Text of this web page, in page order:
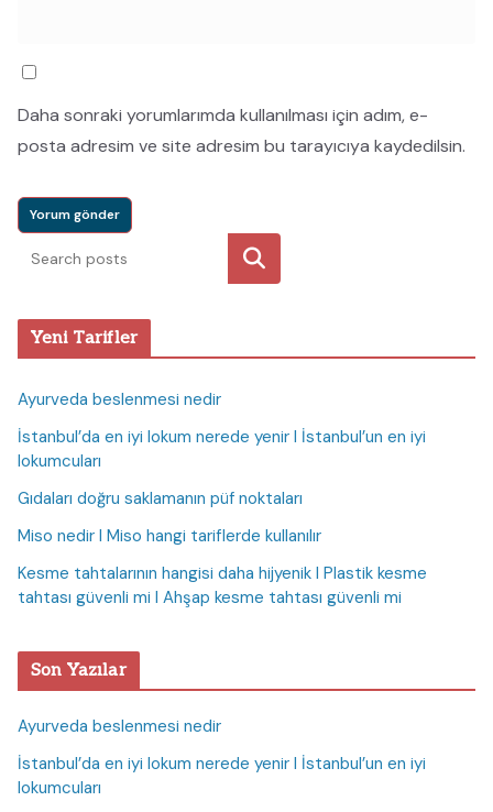
Daha sonraki yorumlarımda kullanılması için adım, e-
posta adresim ve site adresim bu tarayıcıya kaydedilsin.
Ara
Yeni Tarifler
Ayurveda beslenmesi nedir
İstanbul’da en iyi lokum nerede yenir I İstanbul’un en iyi
lokumcuları
Gıdaları doğru saklamanın püf noktaları
Miso nedir I Miso hangi tariflerde kullanılır
Kesme tahtalarının hangisi daha hijyenik I Plastik kesme
tahtası güvenli mi I Ahşap kesme tahtası güvenli mi
Son Yazılar
Ayurveda beslenmesi nedir
İstanbul’da en iyi lokum nerede yenir I İstanbul’un en iyi
lokumcuları